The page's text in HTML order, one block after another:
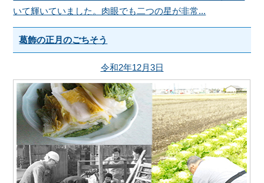
いて輝いていました。肉眼でも二つの星が非常...
葛飾の正月のごちそう
令和2年12月3日